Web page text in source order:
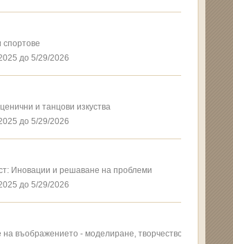
спортове
до 5/29/2026
и танцови изкуства
до 5/29/2026
Иновации и решаване на проблеми
до 5/29/2026
въображението - моделиране, творчество, игра и памет